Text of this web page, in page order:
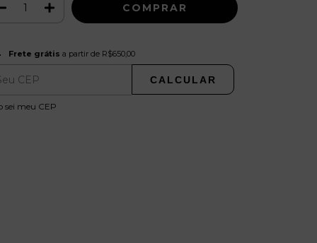
para o CEP: ALTERAR CEP
Frete grátis a partir de R$650,00
CALCULAR
sei meu CEP